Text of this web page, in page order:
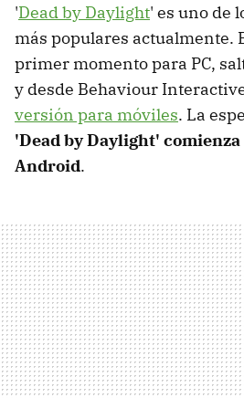
'Dead by Daylight' es uno de
más populares actualmente.
primer momento para PC,
y desde Behaviour
versión para móviles. La
'Dead by Daylight' comienza
Android.